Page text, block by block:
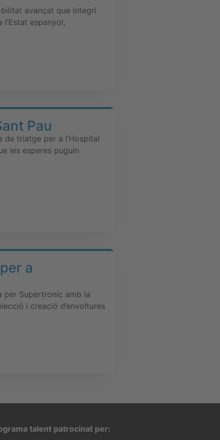
avançat que integri
espanyol,
Pau
de triatge per a l’Hospital
les esperes puguin
a
per Supertronic amb la
i creació d’envoltures
talent patrocinat per: